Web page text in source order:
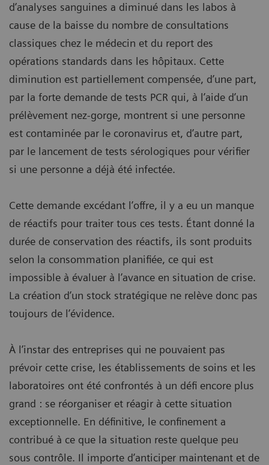
d’analyses sanguines a diminué dans les labos à
cause de la baisse du nombre de consultations
classiques chez le médecin et du report des
opérations standards dans les hôpitaux. Cette
diminution est partiellement compensée, d’une part,
par la forte demande de tests PCR qui, à l’aide d’un
prélèvement nez-gorge, montrent si une personne
est contaminée par le coronavirus et, d’autre part,
par le lancement de tests sérologiques pour vérifier
si une personne a déjà été infectée.
Cette demande excédant l’offre, il y a eu un manque
de réactifs pour traiter tous ces tests. Étant donné la
durée de conservation des réactifs, ils sont produits
selon la consommation planifiée, ce qui est
impossible à évaluer à l’avance en situation de crise.
La création d’un stock stratégique ne relève donc pas
toujours de l’évidence.
À l’instar des entreprises qui ne pouvaient pas
prévoir cette crise, les établissements de soins et les
laboratoires ont été confrontés à un défi encore plus
grand : se réorganiser et réagir à cette situation
exceptionnelle. En définitive, le confinement a
contribué à ce que la situation reste quelque peu
sous contrôle. Il importe d’anticiper maintenant et de